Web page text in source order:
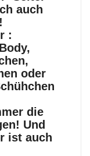
auch
:
oder
die
Und
ist auch